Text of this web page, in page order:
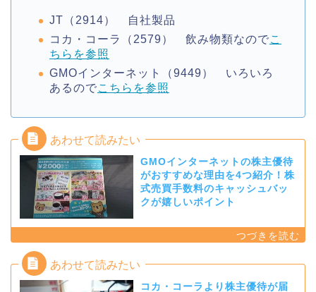
JT（2914） 自社製品
コカ・コーラ（2579） 飲み物類なのでこ
ちらを参照
GMOインターネット（9449） いろいろ
あるのでこちらを参照
GMOインターネットの株主優待
がおすすめな理由を4つ紹介！株
式売買手数料のキャッシュバッ
クが嬉しいポイント
コカ・コーラより株主優待が届